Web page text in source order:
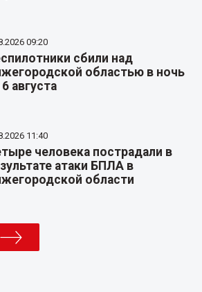
09:20
сбили над
областью в ночь
августа
11:40
человека пострадали в
атаки БПЛА в
области